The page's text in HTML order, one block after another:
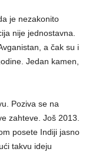
je nezakonito
nije jednostavna.
a čak su i
Jedan kamen,
Poziva se na
zahteve. Još 2013.
posete Indiji jasno
takvu ideju